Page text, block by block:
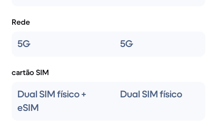
Rede
5G 5G
cartão SIM
Dual SIM físico +
eSIM
Dual SIM físico